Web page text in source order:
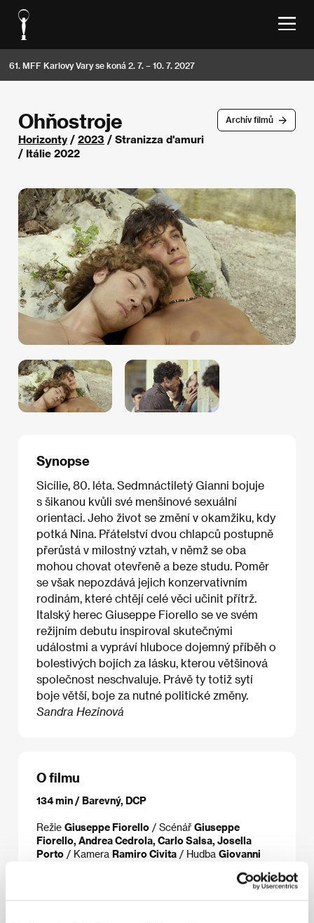
61. MFF Karlovy Vary se koná 2. 7. – 10. 7. 2027
Archív filmů
Ohňostroje
Horizonty/ 2023 / Stranizza d'amuri
/ Itálie 2022
Synopse
Sicílie, 80. léta. Sedmnáctiletý Gianni bojuje
s šikanou kvůli své menšinové sexuální
orientaci. Jeho život se změní v okamžiku, kdy
potká Nina. Přátelství dvou chlapců postupně
přerůstá v milostný vztah, v němž se oba
mohou chovat otevřeně a beze studu. Poměr
se však nepozdává jejich konzervativním
rodinám, které chtějí celé věci učinit přítrž.
Italský herec Giuseppe Fiorello se ve svém
režijním debutu inspiroval skutečnými
událostmi a vypráví hluboce dojemný příběh o
bolestivých bojích za lásku, kterou většinová
společnost neschvaluje. Právě ty totiž sytí
boje větší, boje za nutné politické změny.
Sandra Hezinová
O filmu
134 min / Barevný, DCP
Režie Giuseppe Fiorello / Scénář Giuseppe
Fiorello, Andrea Cedrola, Carlo Salsa, Josella
Porto / Kamera Ramiro Civita / Hudba Giovanni
Riccardo Di
/